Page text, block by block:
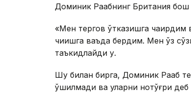
Доминик Раабнинг Британия
«Мен тергов ўтказишга чақирдим
чиқишга ваъда бердим. Мен ўз
таъкидлайди у.
Шу билан бирга, Доминик Рааб
қўшилмади ва уларни нотўғри деб